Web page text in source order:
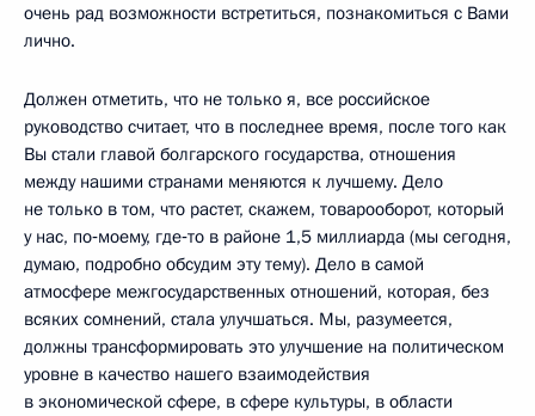
очень рад возможности встретиться, познакомиться с Вами
лично.
Должен отметить, что не только я, все российское
руководство считает, что в последнее время, после того как
Вы стали главой болгарского государства, отношения
между нашими странами меняются к лучшему. Дело
не только в том, что растет, скажем, товарооборот, который
у нас, по‑моему, где‑то в районе 1,5 миллиарда (мы сегодня,
думаю, подробно обсудим эту тему). Дело в самой
атмосфере межгосударственных отношений, которая, без
всяких сомнений, стала улучшаться. Мы, разумеется,
должны трансформировать это улучшение на политическом
уровне в качество нашего взаимодействия
в экономической сфере, в сфере культуры, в области